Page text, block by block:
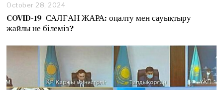
October 28, 2024
c
t
o
,
COVID-19 САЛҒАН ЖАРА: оңалту мен сауықтыру
жайлы не білеміз?